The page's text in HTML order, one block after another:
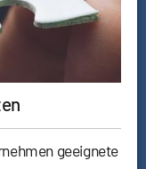
geeignete